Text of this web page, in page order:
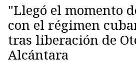
"Llegó el momento
con el régimen
tras liberación de
Alcántara